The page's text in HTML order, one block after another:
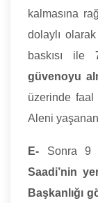
kalmasına
dolaylı olarak
baskısı ile
güvenoyu
üzerinde faal
Aleni
E- Sonra 9
Saadi’nin
Başkanlığı